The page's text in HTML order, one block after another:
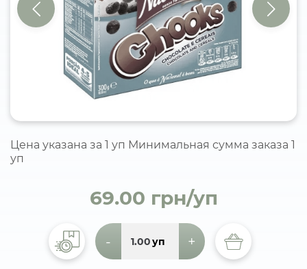
Цена указана за 1 уп Минимальная сумма заказа 1
уп
69.00 грн/уп
- уп +